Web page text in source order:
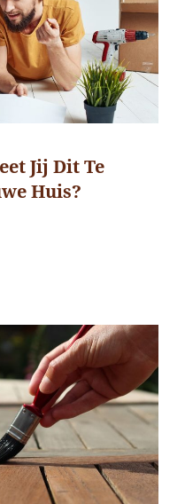
Jij Dit Te
Huis?